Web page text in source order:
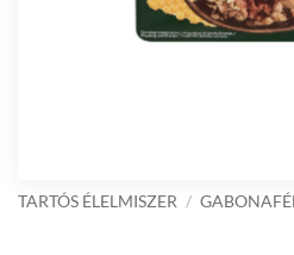
TARTÓS ÉLELMISZER /